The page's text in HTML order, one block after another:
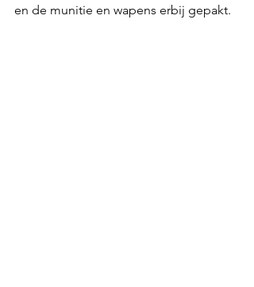
en de munitie en wapens erbij gepakt.